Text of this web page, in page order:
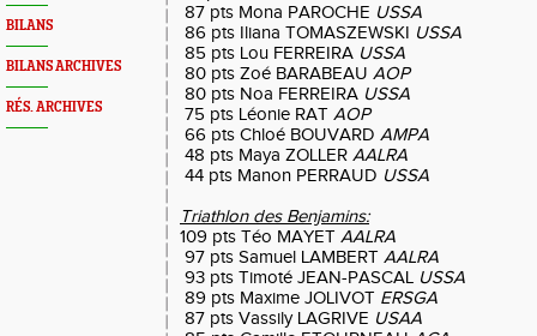
BILANS
BILANS ARCHIVES
RÉS. ARCHIVES
87 pts Mona PAROCHE USSA
86 pts Iliana TOMASZEWSKI USSA
85 pts Lou FERREIRA USSA
80 pts Zoé BARABEAU AOP
80 pts Noa FERREIRA USSA
75 pts Léonie RAT AOP
66 pts Chloé BOUVARD AMPA
48 pts Maya ZOLLER AALRA
44 pts Manon PERRAUD USSA
Triathlon des Benjamins:
109 pts Téo MAYET AALRA
97 pts Samuel LAMBERT AALRA
93 pts Timoté JEAN-PASCAL USSA
89 pts Maxime JOLIVOT ERSGA
87 pts Vassily LAGRIVE USAA